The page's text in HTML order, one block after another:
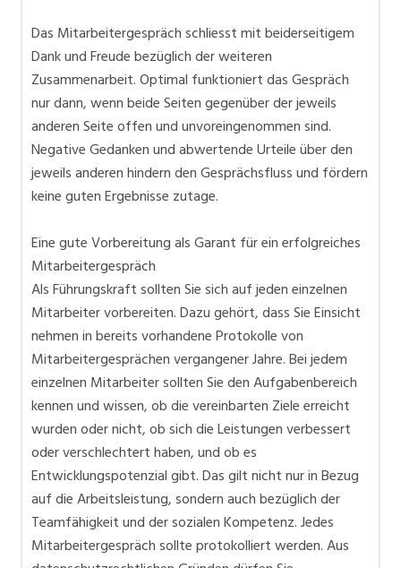
Das Mitarbeitergespräch schliesst mit beiderseitigem
Dank und Freude bezüglich der weiteren
Zusammenarbeit. Optimal funktioniert das Gespräch
nur dann, wenn beide Seiten gegenüber der jeweils
anderen Seite offen und unvoreingenommen sind.
Negative Gedanken und abwertende Urteile über den
jeweils anderen hindern den Gesprächsfluss und fördern
keine guten Ergebnisse zutage.
Eine gute Vorbereitung als Garant für ein erfolgreiches
Mitarbeitergespräch
Als Führungskraft sollten Sie sich auf jeden einzelnen
Mitarbeiter vorbereiten. Dazu gehört, dass Sie Einsicht
nehmen in bereits vorhandene Protokolle von
Mitarbeitergesprächen vergangener Jahre. Bei jedem
einzelnen Mitarbeiter sollten Sie den Aufgabenbereich
kennen und wissen, ob die vereinbarten Ziele erreicht
wurden oder nicht, ob sich die Leistungen verbessert
oder verschlechtert haben, und ob es
Entwicklungspotenzial gibt. Das gilt nicht nur in Bezug
auf die Arbeitsleistung, sondern auch bezüglich der
Teamfähigkeit und der sozialen Kompetenz. Jedes
Mitarbeitergespräch sollte protokolliert werden. Aus